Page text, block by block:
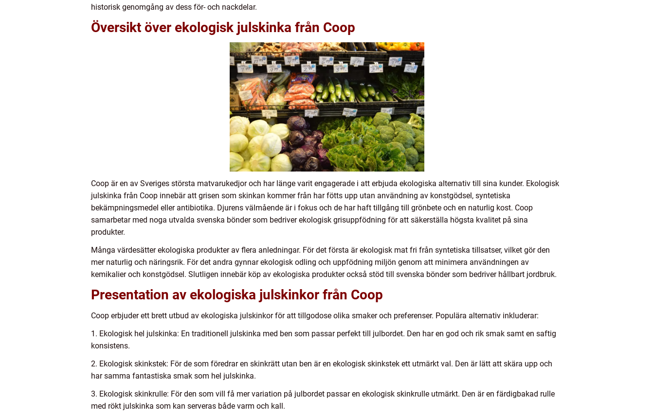
historisk genomgång av dess för- och nackdelar.
Översikt över ekologisk julskinka från Coop
Coop är en av Sveriges största matvarukedjor och har länge varit engagerade i att erbjuda ekologiska alternativ till sina kunder. Ekologisk
julskinka från Coop innebär att grisen som skinkan kommer från har fötts upp utan användning av konstgödsel, syntetiska
bekämpningsmedel eller antibiotika. Djurens välmående är i fokus och de har haft tillgång till grönbete och en naturlig kost. Coop
samarbetar med noga utvalda svenska bönder som bedriver ekologisk grisuppfödning för att säkerställa högsta kvalitet på sina
produkter.
Många värdesätter ekologiska produkter av flera anledningar. För det första är ekologisk mat fri från syntetiska tillsatser, vilket gör den
mer naturlig och näringsrik. För det andra gynnar ekologisk odling och uppfödning miljön genom att minimera användningen av
kemikalier och konstgödsel. Slutligen innebär köp av ekologiska produkter också stöd till svenska bönder som bedriver hållbart jordbruk.
Presentation av ekologiska julskinkor från Coop
Coop erbjuder ett brett utbud av ekologiska julskinkor för att tillgodose olika smaker och preferenser. Populära alternativ inkluderar:
1. Ekologisk hel julskinka: En traditionell julskinka med ben som passar perfekt till julbordet. Den har en god och rik smak samt en saftig
konsistens.
2. Ekologisk skinkstek: För de som föredrar en skinkrätt utan ben är en ekologisk skinkstek ett utmärkt val. Den är lätt att skära upp och
har samma fantastiska smak som hel julskinka.
3. Ekologisk skinkrulle: För den som vill få mer variation på julbordet passar en ekologisk skinkrulle utmärkt. Den är en färdigbakad rulle
med rökt julskinka som kan serveras både varm och kall.